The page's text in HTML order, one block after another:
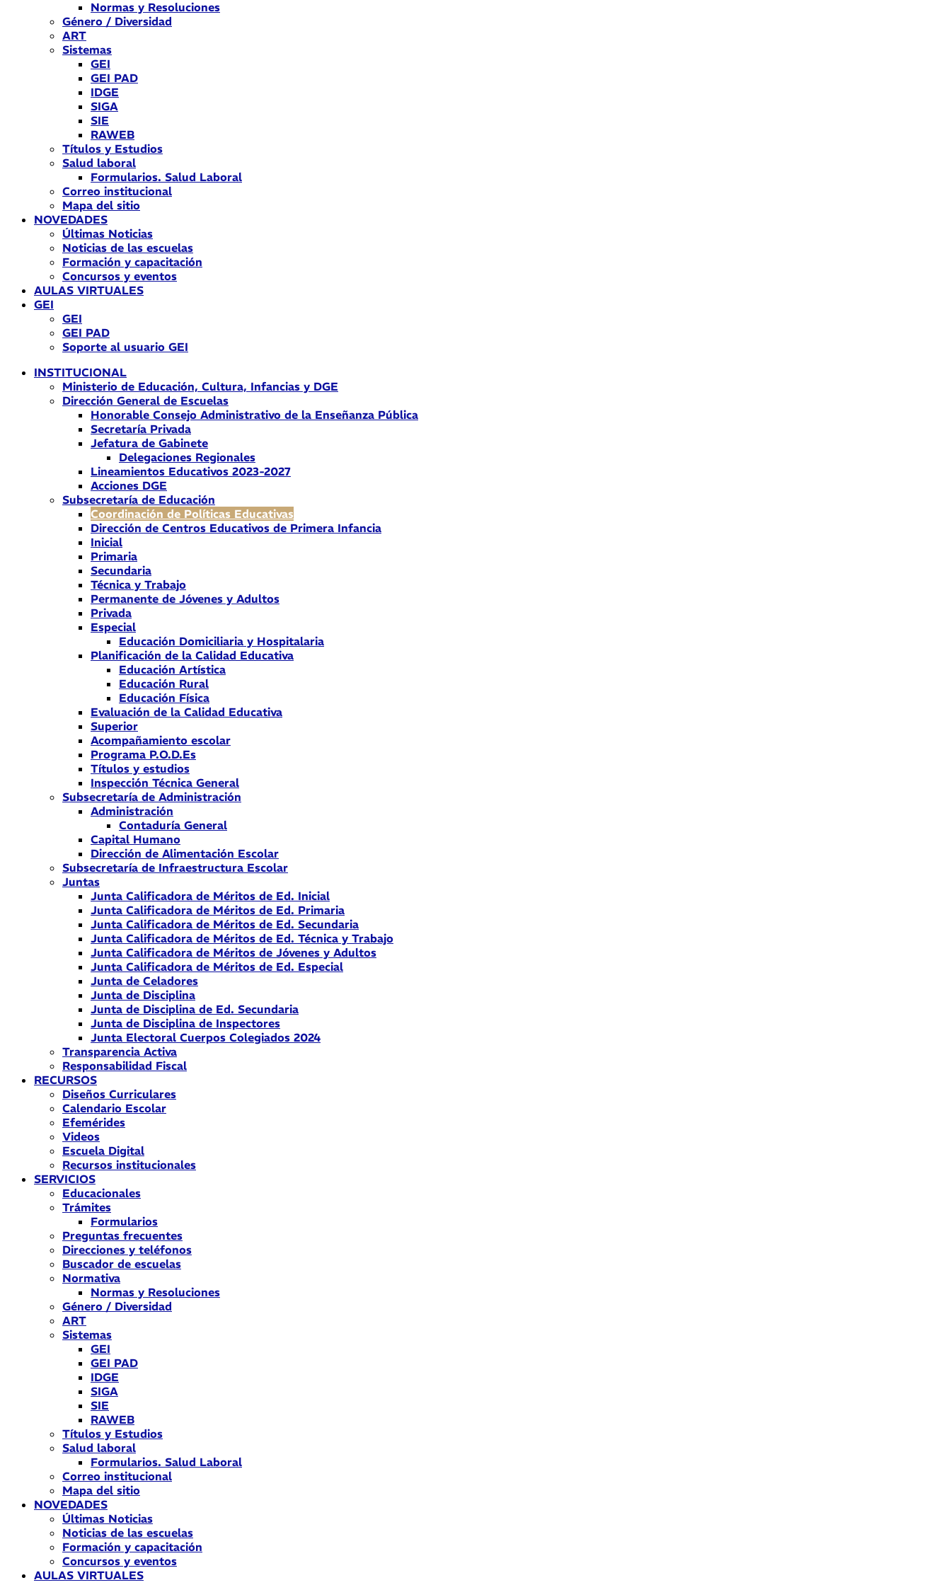
Normas y Resoluciones
Género / Diversidad
ART
Sistemas
GEI
GEI PAD
IDGE
SIGA
SIE
RAWEB
Títulos y Estudios
Salud laboral
Formularios. Salud Laboral
Correo institucional
Mapa del sitio
NOVEDADES
Últimas Noticias
Noticias de las escuelas
Formación y capacitación
Concursos y eventos
AULAS VIRTUALES
GEI
GEI
GEI PAD
Soporte al usuario GEI
INSTITUCIONAL
Ministerio de Educación, Cultura, Infancias y DGE
Dirección General de Escuelas
Honorable Consejo Administrativo de la Enseñanza Pública
Secretaría Privada
Jefatura de Gabinete
Delegaciones Regionales
Lineamientos Educativos 2023-2027
Acciones DGE
Subsecretaría de Educación
Coordinación de Políticas Educativas
Dirección de Centros Educativos de Primera Infancia
Inicial
Primaria
Secundaria
Técnica y Trabajo
Permanente de Jóvenes y Adultos
Privada
Especial
Educación Domiciliaria y Hospitalaria
Planificación de la Calidad Educativa
Educación Artística
Educación Rural
Educación Física
Evaluación de la Calidad Educativa
Superior
Acompañamiento escolar
Programa P.O.D.Es
Títulos y estudios
Inspección Técnica General
Subsecretaría de Administración
Administración
Contaduría General
Capital Humano
Dirección de Alimentación Escolar
Subsecretaría de Infraestructura Escolar
Juntas
Junta Calificadora de Méritos de Ed. Inicial
Junta Calificadora de Méritos de Ed. Primaria
Junta Calificadora de Méritos de Ed. Secundaria
Junta Calificadora de Méritos de Ed. Técnica y Trabajo
Junta Calificadora de Méritos de Jóvenes y Adultos
Junta Calificadora de Méritos de Ed. Especial
Junta de Celadores
Junta de Disciplina
Junta de Disciplina de Ed. Secundaria
Junta de Disciplina de Inspectores
Junta Electoral Cuerpos Colegiados 2024
Transparencia Activa
Responsabilidad Fiscal
RECURSOS
Diseños Curriculares
Calendario Escolar
Efemérides
Videos
Escuela Digital
Recursos institucionales
SERVICIOS
Educacionales
Trámites
Formularios
Preguntas frecuentes
Direcciones y teléfonos
Buscador de escuelas
Normativa
Normas y Resoluciones
Género / Diversidad
ART
Sistemas
GEI
GEI PAD
IDGE
SIGA
SIE
RAWEB
Títulos y Estudios
Salud laboral
Formularios. Salud Laboral
Correo institucional
Mapa del sitio
NOVEDADES
Últimas Noticias
Noticias de las escuelas
Formación y capacitación
Concursos y eventos
AULAS VIRTUALES